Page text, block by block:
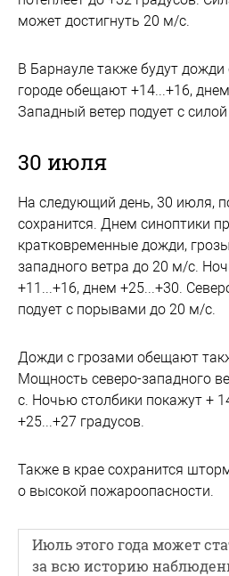
может достигнуть 20 м/с.
В Барнауле также будут
городе обещают +14...+16,
Западный ветер подует с
30 июля
На следующий день, 30 июля,
сохранится. Днем синоптики
кратковременные дожди,
западного ветра до 20 м/с.
+11...+16, днем +25...+30.
подует с порывами до 20 м/с.
Дожди с грозами обещают
Мощность северо-западного
с. Ночью столбики покажут +
+25...+27 градусов.
Также в крае сохранится
о высокой пожароопасности.
Июль этого года может
за всю историю